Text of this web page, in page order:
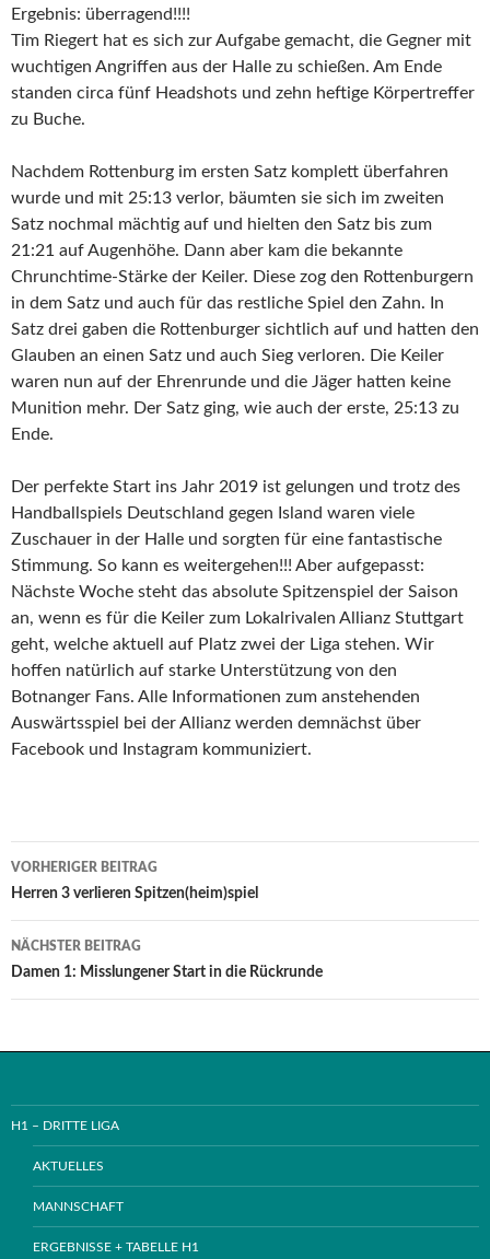
Ergebnis: überragend!!!!
Tim Riegert hat es sich zur Aufgabe gemacht, die Gegner mit
wuchtigen Angriffen aus der Halle zu schießen. Am Ende
standen circa fünf Headshots und zehn heftige Körpertreffer
zu Buche.
Nachdem Rottenburg im ersten Satz komplett überfahren
wurde und mit 25:13 verlor, bäumten sie sich im zweiten
Satz nochmal mächtig auf und hielten den Satz bis zum
21:21 auf Augenhöhe. Dann aber kam die bekannte
Chrunchtime-Stärke der Keiler. Diese zog den Rottenburgern
in dem Satz und auch für das restliche Spiel den Zahn. In
Satz drei gaben die Rottenburger sichtlich auf und hatten den
Glauben an einen Satz und auch Sieg verloren. Die Keiler
waren nun auf der Ehrenrunde und die Jäger hatten keine
Munition mehr. Der Satz ging, wie auch der erste, 25:13 zu
Ende.
Der perfekte Start ins Jahr 2019 ist gelungen und trotz des
Handballspiels Deutschland gegen Island waren viele
Zuschauer in der Halle und sorgten für eine fantastische
Stimmung. So kann es weitergehen!!! Aber aufgepasst:
Nächste Woche steht das absolute Spitzenspiel der Saison
an, wenn es für die Keiler zum Lokalrivalen Allianz Stuttgart
geht, welche aktuell auf Platz zwei der Liga stehen. Wir
hoffen natürlich auf starke Unterstützung von den
Botnanger Fans. Alle Informationen zum anstehenden
Auswärtsspiel bei der Allianz werden demnächst über
Facebook und Instagram kommuniziert.
Beitrags-
Navigation
VORHERIGER BEITRAG
Herren 3 verlieren Spitzen(heim)spiel
NÄCHSTER BEITRAG
Damen 1: Misslungener Start in die Rückrunde
H1 – DRITTE LIGA
AKTUELLES
MANNSCHAFT
ERGEBNISSE + TABELLE H1